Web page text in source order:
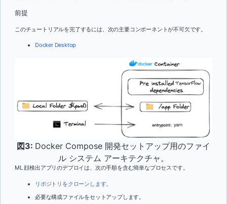
前提
このチュートリアルを完了するには、次の主要コンポーネントが不可欠です。
Docker Desktop
図3: Docker Compose 開発セットアップ用のファイ
ル システム アーキテクチャ。
ML 顔検出アプリのデプロイは、次の手順を含む簡単なプロセスです。
リポジトリをクローンします。
必要な構成ファイルをセットアップします。